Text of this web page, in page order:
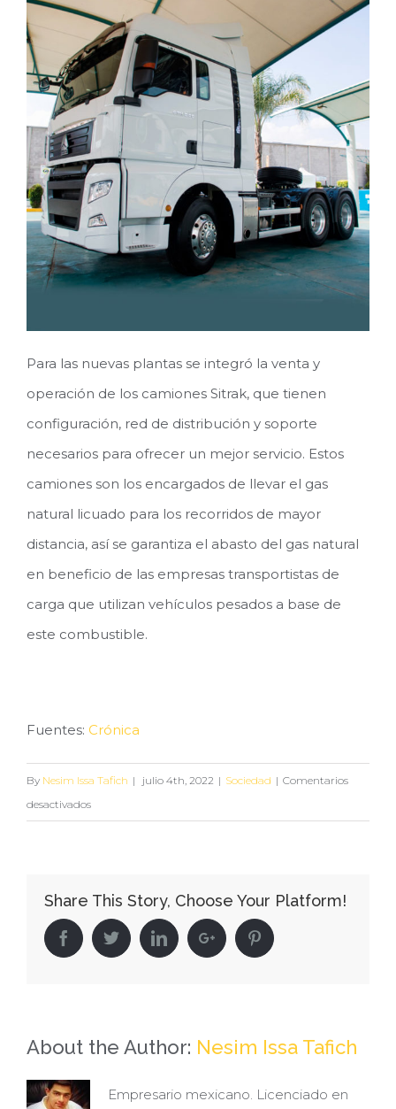
Para las nuevas plantas se integró la venta y
operación de los camiones Sitrak, que tienen
configuración, red de distribución y soporte
necesarios para ofrecer un mejor servicio. Estos
camiones son los encargados de llevar el gas
natural licuado para los recorridos de mayor
distancia, así se garantiza el abasto del gas natural
en beneficio de las empresas transportistas de
carga que utilizan vehículos pesados a base de
este combustible.
Fuentes: Crónica
By Nesim Issa Tafich | julio 4th, 2022 | Sociedad | Comentarios
desactivadosen
beneficio
de
la
Share This Story, Choose Your Platform!
FacebookTwitterLinkedinGoogle+ Pinterest
About the Author: Nesim Issa Tafich
Empresario mexicano. Licenciado en